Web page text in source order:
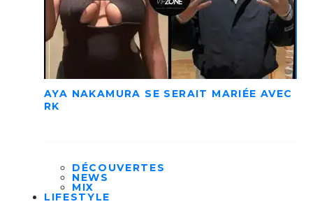
AYA NAKAMURA SE SERAIT MARIÉE AVEC
RK
DÉCOUVERTES
NEWS
MIX
LIFESTYLE